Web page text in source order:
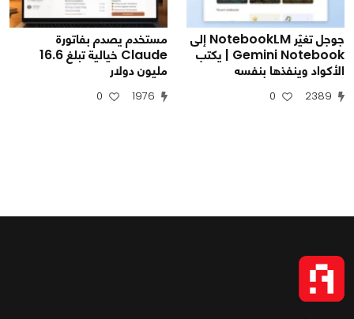
جوجل تغيّر NotebookLM إلى
Gemini Notebook | يكتب
الأكواد وينفذها بنفسه
2389
0
مستخدم يصدم بفاتورة
Claude خيالية تبلغ 16.6
مليون دولار
1976
0